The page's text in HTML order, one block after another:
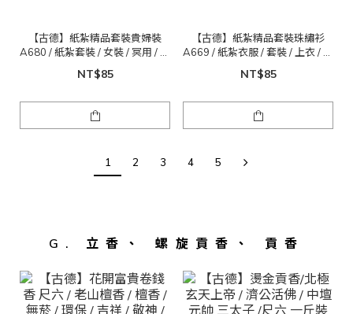
【古德】紙紮精品套裝貴婦裝
A680 / 紙紮套裝 / 女裝 / 冥用 / 清
明 / 祖先
NT$85
【古德】紙紮精品套裝珠繡衫
A669 / 紙紮衣服 / 套裝 / 上衣 / 拜
拜 / 冥用
NT$85
1 2 3 4 5
G. 立香、 螺旋貢香、 貢香